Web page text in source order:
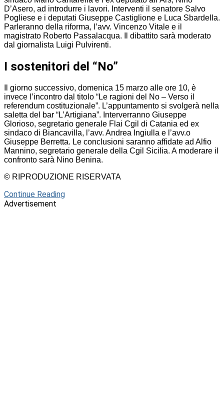
D’Asero, ad introdurre i lavori. Interventi il senatore Salvo
Pogliese e i deputati Giuseppe Castiglione e Luca Sbardella.
Parleranno della riforma, l’avv. Vincenzo Vitale e il
magistrato Roberto Passalacqua. Il dibattito sarà moderato
dal giornalista Luigi Pulvirenti.
I sostenitori del “No”
Il giorno successivo, domenica 15 marzo alle ore 10, è
invece l’incontro dal titolo “Le ragioni del No – Verso il
referendum costituzionale”. L’appuntamento si svolgerà nella
saletta del bar “L’Artigiana”. Interverranno Giuseppe
Glorioso, segretario generale Flai Cgil di Catania ed ex
sindaco di Biancavilla, l’avv. Andrea Ingiulla e l’avv.o
Giuseppe Berretta. Le conclusioni saranno affidate ad Alfio
Mannino, segretario generale della Cgil Sicilia. A moderare il
confronto sarà Nino Benina.
© RIPRODUZIONE RISERVATA
Continue Reading
Advertisement